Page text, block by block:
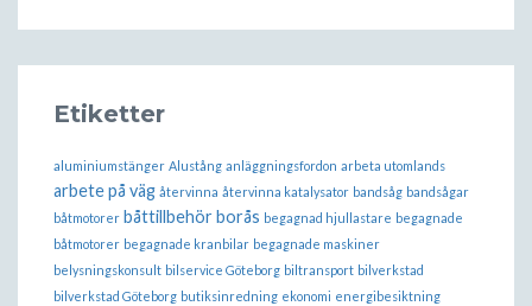
Etiketter
aluminiumstänger Alustång anläggningsfordon arbeta utomlands
arbete på väg återvinna återvinna katalysator bandsåg bandsågar
båtmotorer båttillbehör borås begagnad hjullastare begagnade
båtmotorer begagnade kranbilar begagnade maskiner
belysningskonsult bilservice Göteborg biltransport bilverkstad
bilverkstad Göteborg butiksinredning ekonomi energibesiktning